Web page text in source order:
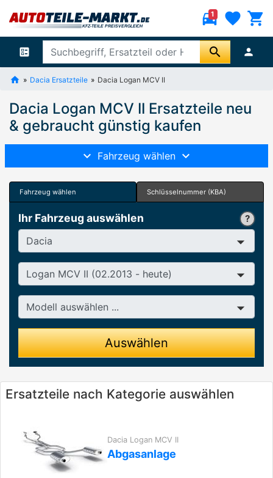
directions_car
1 favorite shopping_cart
ballot search person
Dacia Ersatzteile Dacia Logan MCV II
Dacia Logan MCV II Ersatzteile neu
& gebraucht günstig kaufen
Fahrzeug wählen
Fahrzeug wählen Schlüsselnummer (KBA)
Ihr Fahrzeug auswählen
Hersteller
Baureihe
Modell
Auswählen
Ersatzteile nach Kategorie auswählen
Dacia Logan MCV II
Abgasanlage